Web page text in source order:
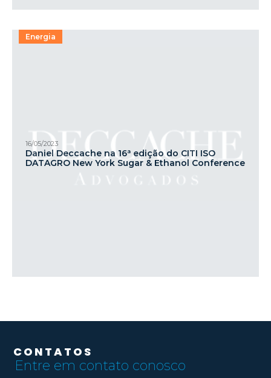
Energia
16/05/2023
Daniel Deccache na 16ª edição do CITI ISO
DATAGRO New York Sugar & Ethanol Conference
CONTATOS
Entre em contato conosco